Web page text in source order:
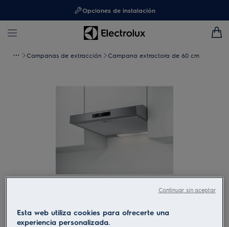
Opciones de instalación
Campanas de extracción Campana extractora de 60 cm
Esta web utiliza cookies para ofrecerte una
experiencia personalizada.
Continuar sin aceptar